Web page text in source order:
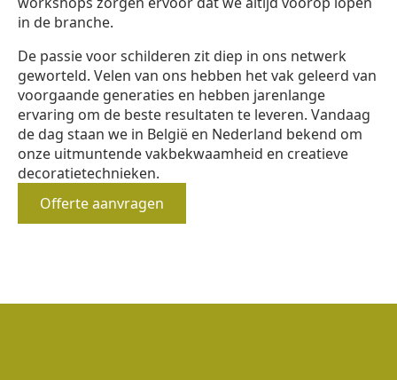
in de branche.
De passie voor schilderen zit diep in ons netwerk
geworteld. Velen van ons hebben het vak geleerd van
voorgaande generaties en hebben jarenlange
ervaring om de beste resultaten te leveren. Vandaag
de dag staan we in België en Nederland bekend om
onze uitmuntende vakbekwaamheid en creatieve
decoratietechnieken.
Offerte aanvragen